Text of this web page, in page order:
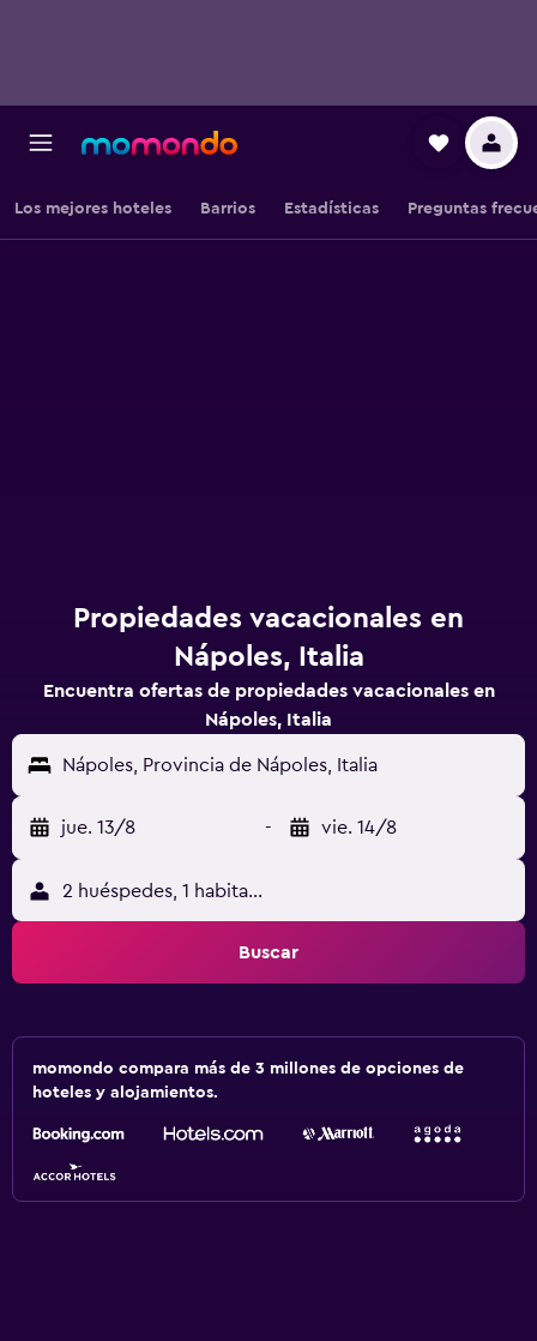
Los mejores hoteles Barrios Estadísticas Preguntas
Propiedades vacacionales en
Nápoles, Italia
Encuentra ofertas de propiedades vacacionales en
Nápoles, Italia
Nápoles, Provincia de Nápoles, Italia
jue. 13/8 - vie. 14/8
2 huéspedes, 1 habitación
Buscar
momondo compara más de 3 millones de opciones de
hoteles y alojamientos.